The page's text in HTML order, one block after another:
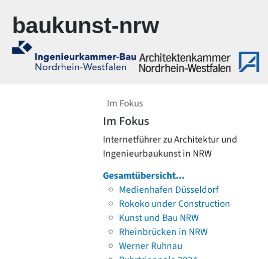
baukunst-nrw
Im Fokus
Im Fokus
Internetführer zu Architektur und
Ingenieurbaukunst in NRW
Gesamtübersicht...
Medienhafen Düsseldorf
Rokoko under Construction
Kunst und Bau NRW
Rheinbrücken in NRW
Werner Ruhnau